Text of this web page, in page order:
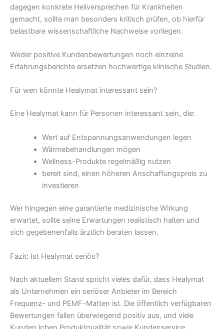
dagegen konkrete Heilversprechen für Krankheiten
gemacht, sollte man besonders kritisch prüfen, ob hierfür
belastbare wissenschaftliche Nachweise vorliegen.
Weder positive Kundenbewertungen noch einzelne
Erfahrungsberichte ersetzen hochwertige klinische Studien.
Für wen könnte Healymat interessant sein?
Eine Healymat kann für Personen interessant sein, die:
Wert auf Entspannungsanwendungen legen
Wärmebehandlungen mögen
Wellness-Produkte regelmäßig nutzen
bereit sind, einen höheren Anschaffungspreis zu
investieren
Wer hingegen eine garantierte medizinische Wirkung
erwartet, sollte seine Erwartungen realistisch halten und
sich gegebenenfalls ärztlich beraten lassen.
Fazit: Ist Healymat seriös?
Nach aktuellem Stand spricht vieles dafür, dass Healymat
als Unternehmen ein seriöser Anbieter im Bereich
Frequenz- und PEMF-Matten ist. Die öffentlich verfügbaren
Bewertungen fallen überwiegend positiv aus, und viele